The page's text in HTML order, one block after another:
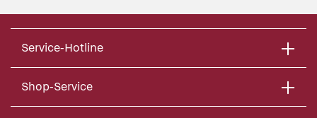
Service-Hotline
Shop-Service